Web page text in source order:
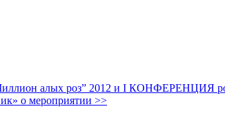
алых роз” 2012 и I КОНФЕРЕНЦИЯ
о мероприятии >>